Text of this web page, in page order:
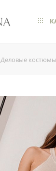
Деловые костюмы